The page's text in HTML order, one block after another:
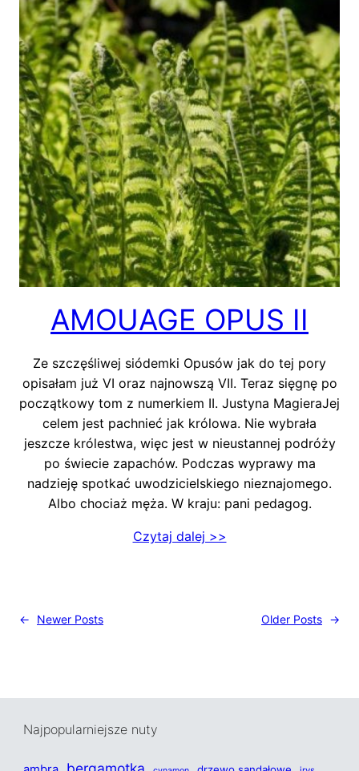
AMOUAGE OPUS II
Ze szczęśliwej siódemki Opusów jak do tej pory
opisałam już VI oraz najnowszą VII. Teraz sięgnę po
początkowy tom z numerkiem II. Justyna MagieraJej
celem jest pachnieć jak królowa. Nie wybrała
jeszcze królestwa, więc jest w nieustannej podróży
po świecie zapachów. Podczas wyprawy ma
nadzieję spotkać uwodzicielskiego nieznajomego.
Albo chociaż męża. W kraju: pani pedagog.
Czytaj dalej >>
← Newer Posts Older Posts →
Najpopularniejsze nuty